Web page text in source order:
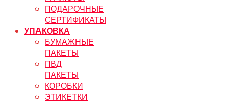
ПОДАРОЧНЫЕ
СЕРТИФИКАТЫ
УПАКОВКА
БУМАЖНЫЕ
ПАКЕТЫ
ПВД
ПАКЕТЫ
КОРОБКИ
ЭТИКЕТКИ